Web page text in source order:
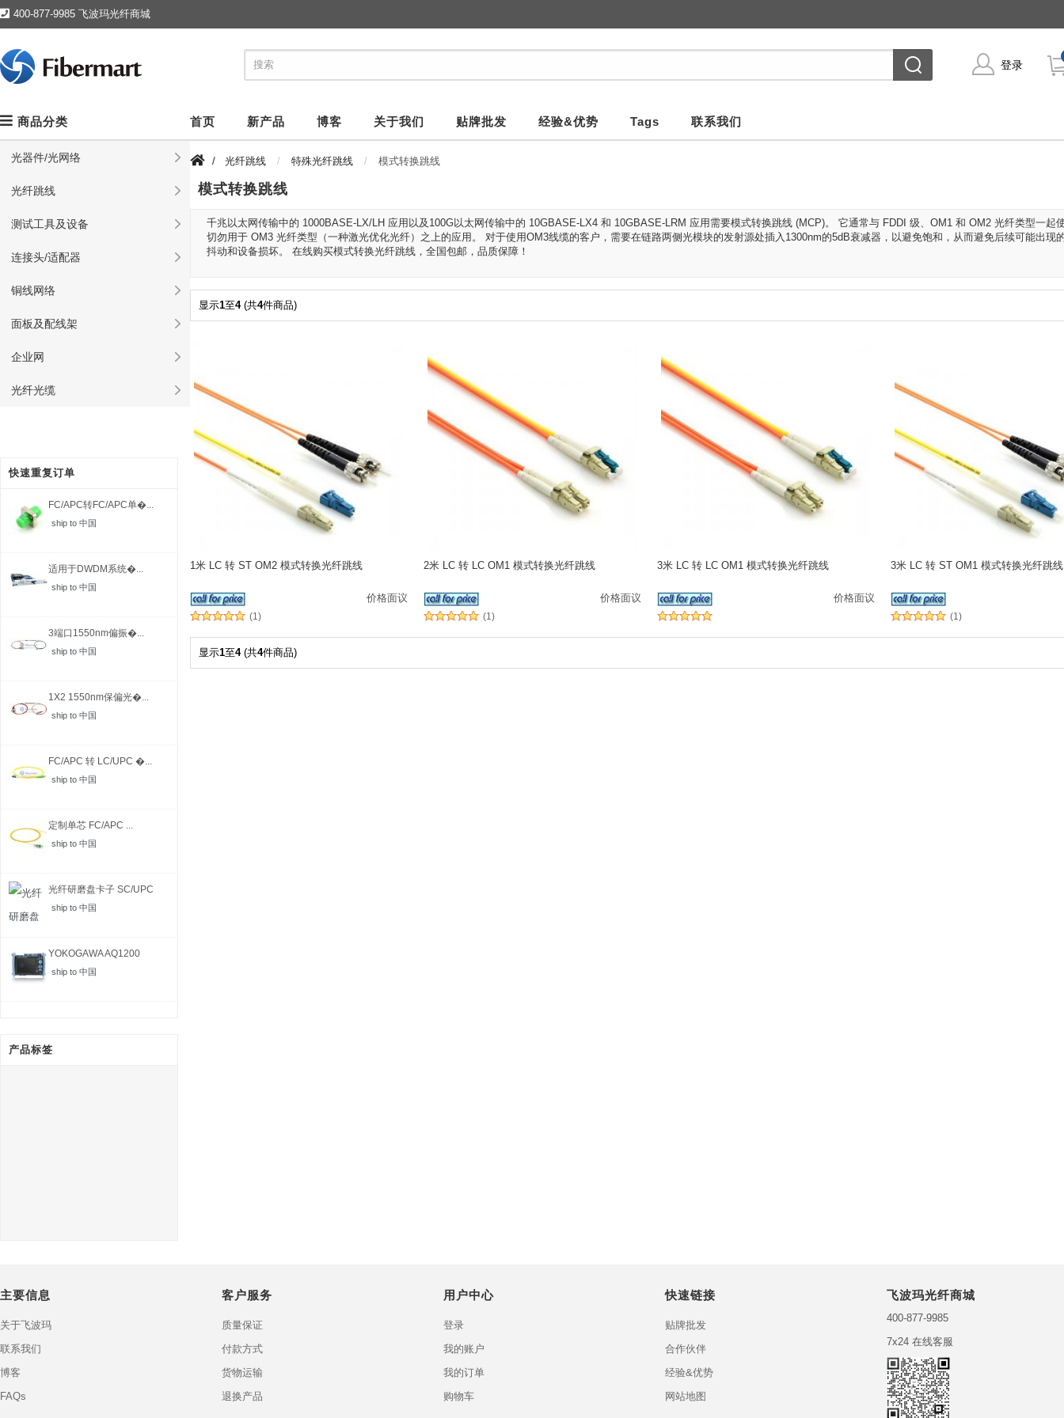
400-877-9985 飞波玛光纤商城
登录
商品分类
光器件/光网络
光纤跳线
测试工具及设备
连接头/适配器
铜线网络
面板及配线架
企业网
光纤光缆
首页 新产品 博客 关于我们 贴牌批发 经验&优势 Tags 联系我们
快速重复订单
FC/APC转FC/APC单�...
ship to 中国
适用于DWDM系统�...
ship to 中国
3端口1550nm偏振�...
ship to 中国
1X2 1550nm保偏光�...
ship to 中国
FC/APC 转 LC/UPC �...
ship to 中国
定制单芯 FC/APC ...
ship to 中国
光纤研磨盘卡子 SC/UPC
ship to 中国
YOKOGAWA AQ1200
MFT-...
ship to 中国
产品标签
/ 光纤跳线 特殊光纤跳线 模式转换跳线
模式转换跳线
千兆以太网传输中的 1000BASE-LX/LH 应用以及100G以太网传输中的 10GBASE-LX4 和 10GBASE-LRM 应用需要模式转换跳线 (MCP)。 它通常与 FDDI 级、OM1 和 OM2 光纤类型一起
切勿用于 OM3 光纤类型（一种激光优化光纤）之上的应用。 对于使用OM3线缆的客户，需要在链路两侧光模块的发射源处插入1300nm的5dB衰减器，以避免饱和，从而避免后续可能出现
抖动和设备损坏。 在线购买模式转换光纤跳线，全国包邮，品质保障！
显示1至4(共4件商品)
1米 LC 转 ST OM2 模式转换光纤跳线
价格面议
(1)
2米 LC 转 LC OM1 模式转换光纤跳线
价格面议
(1)
3米 LC 转 LC OM1 模式转换光纤跳线
价格面议
3米 LC 转 ST OM1 模式转换光纤跳线
(1)
显示1至4(共4件商品)
主要信息
关于飞波玛
联系我们
博客
FAQs
客户服务
质量保证
付款方式
货物运输
退换产品
用户中心
登录
我的账户
我的订单
购物车
快速链接
贴牌批发
合作伙伴
经验&优势
网站地图
飞波玛光纤商城
400-877-9985
7x24 在线客服